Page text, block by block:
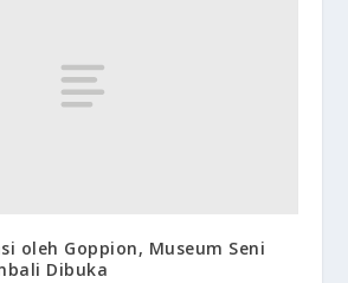
oleh Goppion, Museum Seni
Dibuka